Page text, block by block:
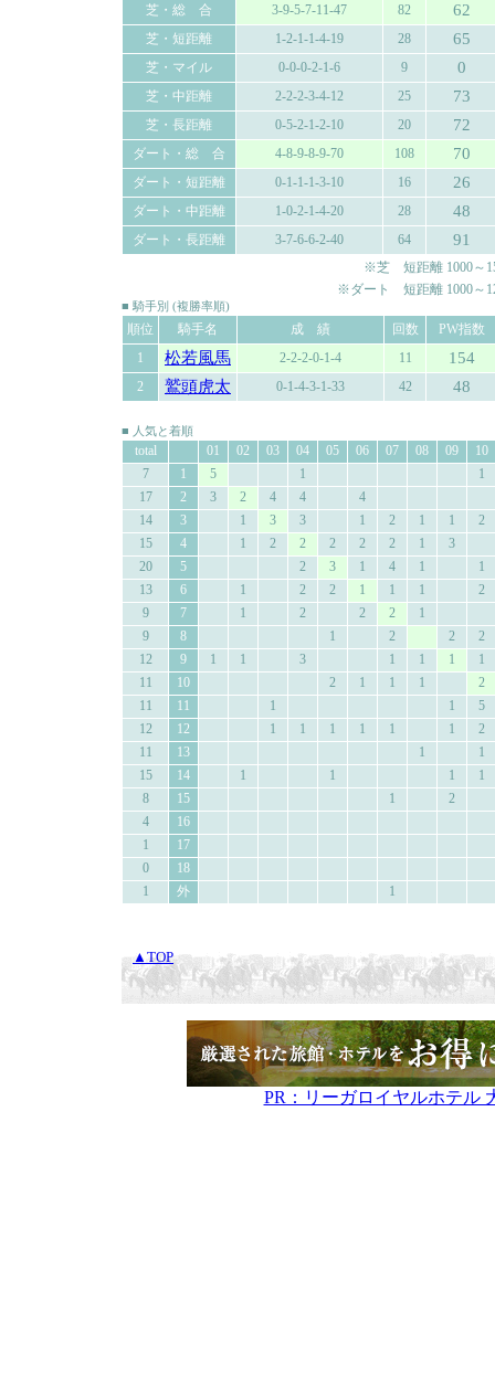
芝・総 合
3-9-5-7-11-47 82 62
芝・短距離 1-2-1-1-4-19 28 65
芝・マイル 0-0-0-2-1-6 9 0
芝・中距離 2-2-2-3-4-12 25 73
芝・長距離 0-5-2-1-2-10 20 72
ダート・総 合 4-8-9-8-9-70 108 70
ダート・短距離 0-1-1-1-3-10 16 26
ダート・中距離 1-0-2-1-4-20 28 48
ダート・長距離 3-7-6-6-2-40 64 91
※芝 短距離 1000～
※ダート 短距離 1000～
■ 騎手別 (複勝率順)
順位 騎手名 成 績 回数
PW指数
1
松若風馬 2-2-2-0-1-4 11 154
2 鷲頭虎太 0-1-4-3-1-33 42 48
■ 人気と着順
total 01 02 03 04 05 06 07 08 09
10
7
1 5 1
1
17
2 3 2 4 4
4
14
3 1 3 3 1 2 1 1
2
15
4 1 2 2 2 2 2 1
3
20
5 2 3 1 4 1
1
13
6 1 2 2 1 1 1
2
9
7 1 2 2 2
1
9
8 1 2 2
2
12
9 1 1 3 1 1 1
1
11
10 2 1 1 1
2
11
11 1 1
5
12
12 1 1 1 1 1 1
2
11
13 1
1
15
14 1 1 1
1
8
15 1
2
4
16
1
17
0
18
1
外 1
▲TOP
PR：リーガロイヤルホテル